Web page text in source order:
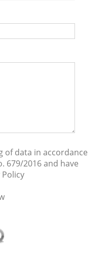
of data in accordance
679/2016 and have
Policy